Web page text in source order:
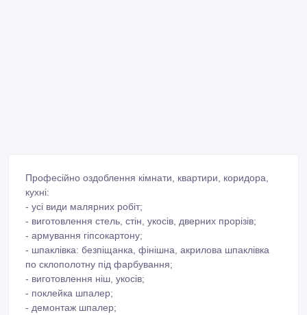
Професійно оздоблення кімнати, квартири, коридора,
кухні:
- усі види малярних робіт;
- виготовлення стель, стін, укосів, дверних прорізів;
- армування гіпсокартону;
- шпаклівка: безпіщанка, фінішна, акрилова шпаклівка
по склополотну під фарбування;
- виготовлення ніш, укосів;
- поклейка шпалер;
- демонтаж шпалер;